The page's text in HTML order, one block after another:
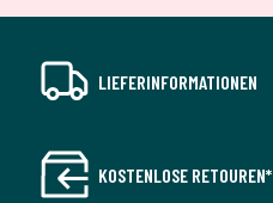
LIEFERINFORMATIONEN
KOSTENLOSE RETOUREN*